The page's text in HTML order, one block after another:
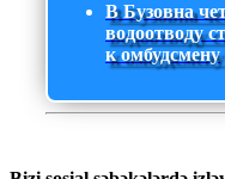
В Бузовна
водоотводу
к омбудсмену